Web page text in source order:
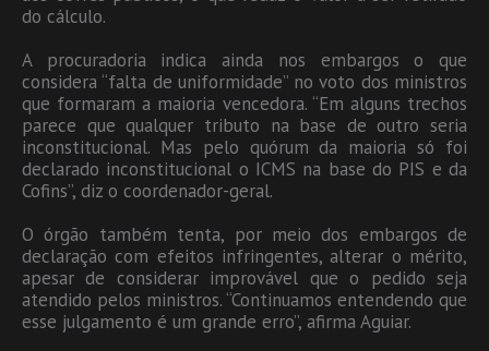
do cálculo.
A procuradoria indica ainda nos embargos o que
considera “falta de uniformidade” no voto dos ministros
que formaram a maioria vencedora. “Em alguns trechos
parece que qualquer tributo na base de outro seria
inconstitucional. Mas pelo quórum da maioria só foi
declarado inconstitucional o ICMS na base do PIS e da
Cofins”, diz o coordenador-geral.
O órgão também tenta, por meio dos embargos de
declaração com efeitos infringentes, alterar o mérito,
apesar de considerar improvável que o pedido seja
atendido pelos ministros. “Continuamos entendendo que
esse julgamento é um grande erro”, afirma Aguiar.